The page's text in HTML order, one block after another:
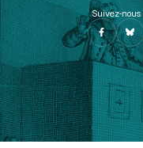
Suivez-nous